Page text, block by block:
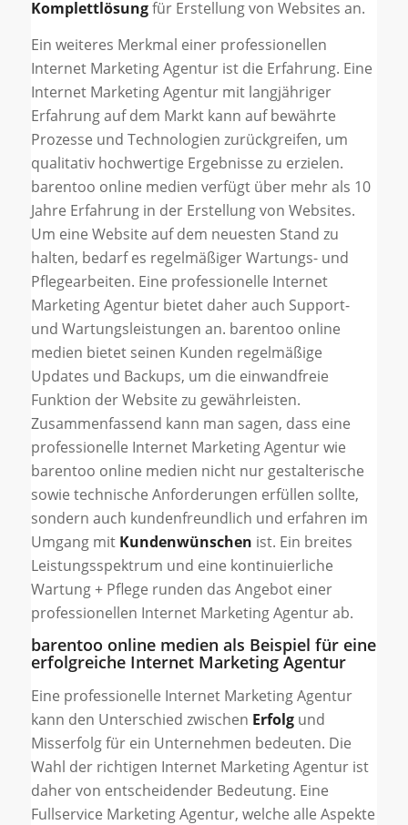
Komplettlösungfür Erstellung von Websites an.
Ein weiteres Merkmal einer professionellen
Internet Marketing Agentur ist die Erfahrung. Eine
Internet Marketing Agentur mit langjähriger
Erfahrung auf dem Markt kann auf bewährte
Prozesse und Technologien zurückgreifen, um
qualitativ hochwertige Ergebnisse zu erzielen.
barentoo online medien verfügt über mehr als 10
Jahre Erfahrung in der Erstellung von Websites.
Um eine Website auf dem neuesten Stand zu
halten, bedarf es regelmäßiger Wartungs- und
Pflegearbeiten. Eine professionelle Internet
Marketing Agentur bietet daher auch Support-
und Wartungsleistungen an. barentoo online
medien bietet seinen Kunden regelmäßige
Updates und Backups, um die einwandfreie
Funktion der Website zu gewährleisten.
Zusammenfassend kann man sagen, dass eine
professionelle Internet Marketing Agentur wie
barentoo online medien nicht nur gestalterische
sowie technische Anforderungen erfüllen sollte,
sondern auch kundenfreundlich und erfahren im
Umgang mit Kundenwünschen ist. Ein breites
Leistungsspektrum und eine kontinuierliche
Wartung + Pflege runden das Angebot einer
professionellen Internet Marketing Agentur ab.
barentoo online medien als Beispiel für eine
erfolgreiche Internet Marketing Agentur
Eine professionelle Internet Marketing Agentur
kann den Unterschied zwischen Erfolgund
Misserfolg für ein Unternehmen bedeuten. Die
Wahl der richtigen Internet Marketing Agentur ist
daher von entscheidender Bedeutung. Eine
Fullservice Marketing Agentur, welche alle Aspekte